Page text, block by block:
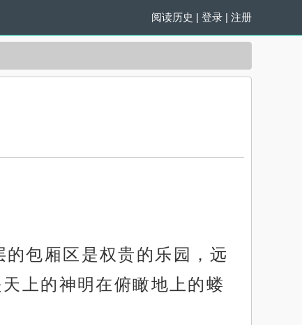
阅读历史 | 登录 | 注册
包厢区是权贵的乐园，远
上的神明在俯瞰地上的蝼